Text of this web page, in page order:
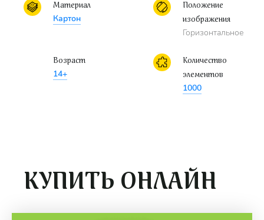
Материал
Картон
Положение
изображения
Горизонтальное
Возраст
14+
Количество
элементов
1000
КУПИТЬ ОНЛАЙН